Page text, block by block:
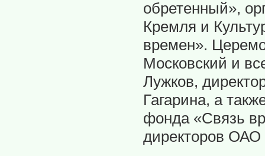
обретенный»,
Кремля и
времен».
Московский и
Лужков,
Гагарина, а
фонда «Связь
директоров